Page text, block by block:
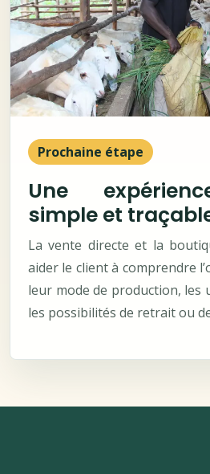
Prochaine étape
Une
simple et
La vente directe et la
aider le client à comprendre
leur mode de production, les
les possibilités de retrait ou